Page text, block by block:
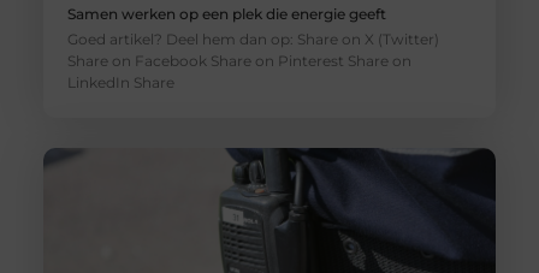
Samen werken op een plek die energie geeft
Goed artikel? Deel hem dan op: Share on X (Twitter)
Share on Facebook Share on Pinterest Share on
LinkedIn Share